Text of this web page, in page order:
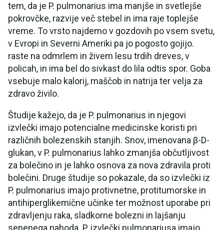
tem, da je P. pulmonarius ima manjše in svetlejše
pokrovčke, razvije več stebel in ima raje toplejše
vreme. To vrsto najdemo v gozdovih po vsem svetu,
v Evropi in Severni Ameriki pa jo pogosto gojijo.
raste na odmrlem in živem lesu trdih dreves, v
policah, in ima bel do sivkast do lila odtis spor. Goba
vsebuje malo kalorij, maščob in natrija ter velja za
zdravo živilo.
Študije kažejo, da je P. pulmonarius in njegovi
izvlečki imajo potencialne medicinske koristi pri
različnih bolezenskih stanjih. Snov, imenovana β-D-
glukan, v P. pulmonarius lahko zmanjša občutljivost
za bolečino in je lahko osnova za nova zdravila proti
bolečini. Druge študije so pokazale, da so izvlečki iz
P. pulmonarius imajo protivnetne, protitumorske in
antihiperglikemične učinke ter možnost uporabe pri
zdravljenju raka, sladkorne bolezni in lajšanju
senenega nahoda. P. izvlečki pulmonariusa imajo